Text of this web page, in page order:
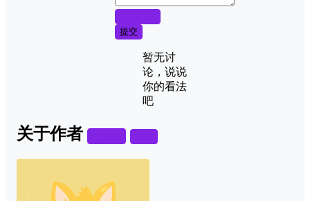
提交
暂无讨
论，说说
你的看法
吧
关于作者